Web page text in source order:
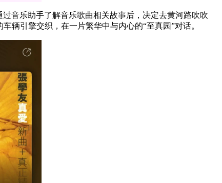
音乐助手了解音乐歌曲相关故事后，决定去黄河路吹吹
辆引擎交织，在一片繁华中与内心的“至真园”对话。